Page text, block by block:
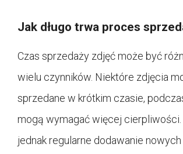
Jak długo trwa proces
Czas sprzedaży zdjęć może być
wielu czynników. Niektóre zdjęcia
sprzedane w krótkim czasie,
mogą wymagać więcej cierpliwości.
jednak regularne dodawanie nowych